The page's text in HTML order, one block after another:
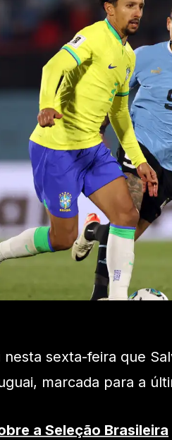
nesta sexta-feira que
marcada para a
a Seleção Brasileira